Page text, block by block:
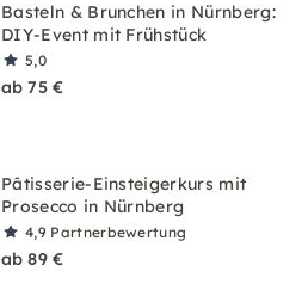
Basteln & Brunchen in Nürnberg:
DIY-Event mit Frühstück
5,0
ab 75 €
Pâtisserie-Einsteigerkurs mit
Prosecco in Nürnberg
4,9 Partnerbewertung
ab 89 €